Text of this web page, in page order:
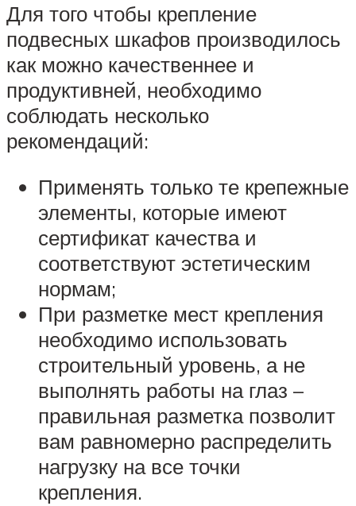
Для того чтобы крепление
подвесных шкафов производилось
как можно качественнее и
продуктивней, необходимо
соблюдать несколько
рекомендаций:
Применять только те крепежные
элементы, которые имеют
сертификат качества и
соответствуют эстетическим
нормам;
При разметке мест крепления
необходимо использовать
строительный уровень, а не
выполнять работы на глаз –
правильная разметка позволит
вам равномерно распределить
нагрузку на все точки
крепления.